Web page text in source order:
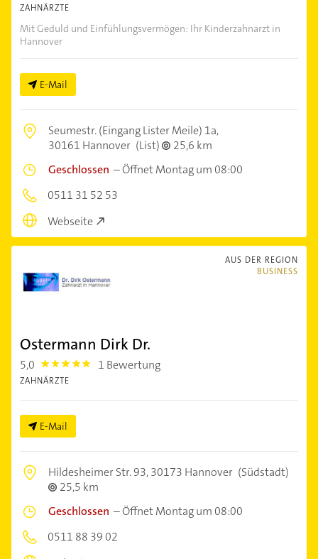
ZAHNÄRZTE
Mit Geduld und Einfühlungsvermögen: Ihr Kinderzahnarzt in
Hannover
E-Mail
Seumestr. (Eingang Lister Meile) 1a,
30161 Hannover (List)
25,6 km
Geschlossen –Öffnet Montag um 08:00
0511 31 52 53
Webseite
AUS DER REGION
BUSINESS
Ostermann Dirk Dr.
5,0 5.0 1 Bewertung
ZAHNÄRZTE
E-Mail
Hildesheimer Str. 93,30173 Hannover (Südstadt)
25,5 km
Geschlossen –Öffnet Montag um 08:00
0511 88 39 02